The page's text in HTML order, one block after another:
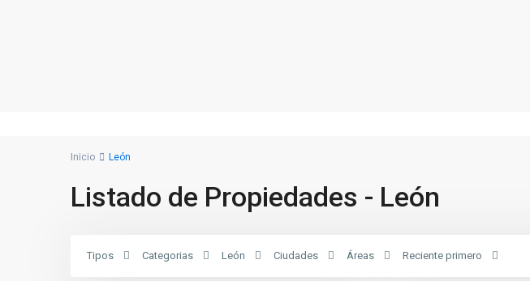
Inicio León
Listado de Propiedades - León
Tipos Categorias León Ciudades Áreas Reciente primero